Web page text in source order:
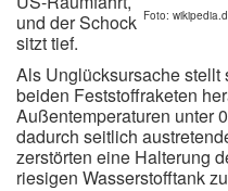
Foto:
und der Schock
sitzt tief.
Als Unglücksursache
beiden Feststoffraketen
Außentemperaturen unter
dadurch seitlich
zerstörten eine Halterung
riesigen Wasserstofftank